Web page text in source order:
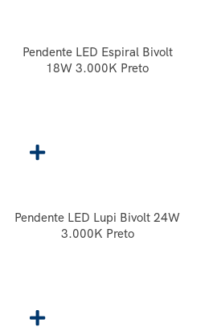
Pendente LED Espiral Bivolt
18W 3.000K Preto
Pendente LED Lupi Bivolt 24W
3.000K Preto